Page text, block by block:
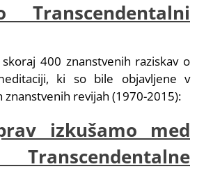
400 znanstvenih raziskav o
ki so bile objavljene v
revijah (1970-2015):
izkušamo med